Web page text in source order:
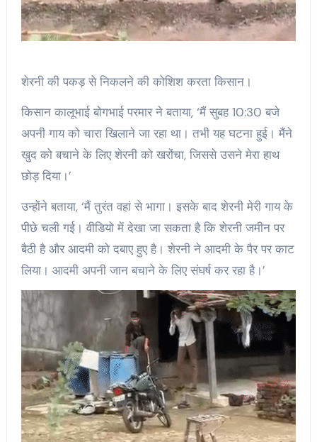
शेरनी की पकड़ से निकलने की कोशिश करता किसान।
किसान कालूभाई बोगभाई परमार ने बताया, ‘मैं सुबह 10:30 बजे
अपनी गाय को चारा खिलाने जा रहा था। तभी यह घटना हुई। मैंने
खुद को बचाने के लिए शेरनी को खरोंचा, जिससे उसने मेरा हाथ
छोड़ दिया।’
उन्होंने बताया, ‘मैं तुरंत वहां से भागा। इसके बाद शेरनी मेरी गाय के
पीछे चली गई। वीडियो में देखा जा सकता है कि शेरनी जमीन पर
बैठी है और आदमी को दबाए हुए है। शेरनी ने आदमी के पैर पर काट
लिया। आदमी अपनी जान बचाने के लिए संघर्ष कर रहा है।’